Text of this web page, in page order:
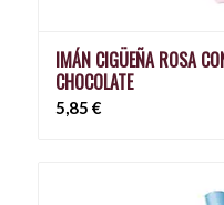
IMÁN CIGÜEÑA ROSA
CHOCOLATE
5,85 €